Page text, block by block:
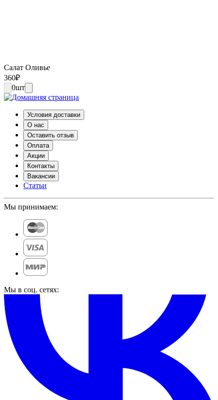
Салат Оливье
360₽
0шт
Условия доставки
О нас
Оставить отзыв
Оплата
Акции
Контакты
Вакансии
Статьи
Мы принимаем:
Мы в соц. сетях: